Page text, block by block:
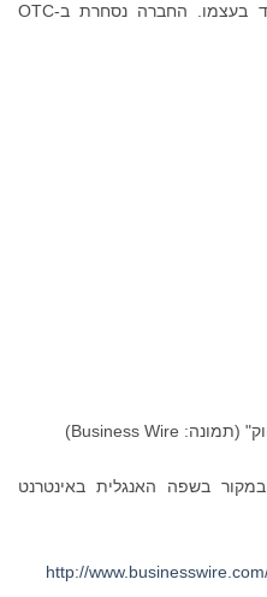
משפחתי ונראית ונוסעת כמו המרד בעצמו. החברה נסחרת ב-OTC
בשפה האנגלית באינטרנט
http://